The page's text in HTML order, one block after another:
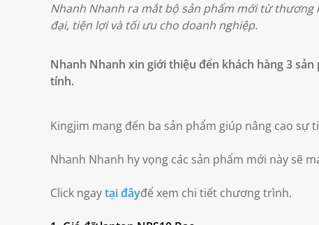
Nhanh Nhanh ra mắt bộ sản phẩm mới từ thương
đại, tiện lợi và tối ưu cho doanh nghiệp.
Nhanh Nhanh xin giới thiệu đến khách hàng 3
tính.
Kingjim mang đến ba sản phẩm giúp nâng cao sự
Nhanh Nhanh hy vọng các sản phẩm mới này sẽ
Click ngaytại đâyđể xem chi tiết chương trình.